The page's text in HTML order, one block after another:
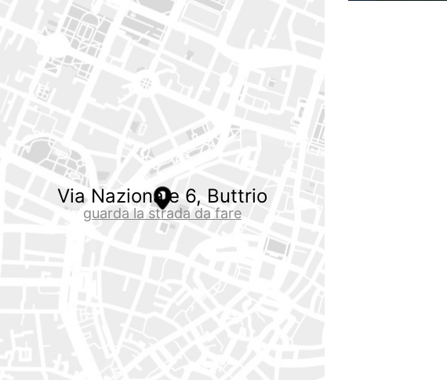
Via Nazionale 6, Buttrio
guarda la strada da fare